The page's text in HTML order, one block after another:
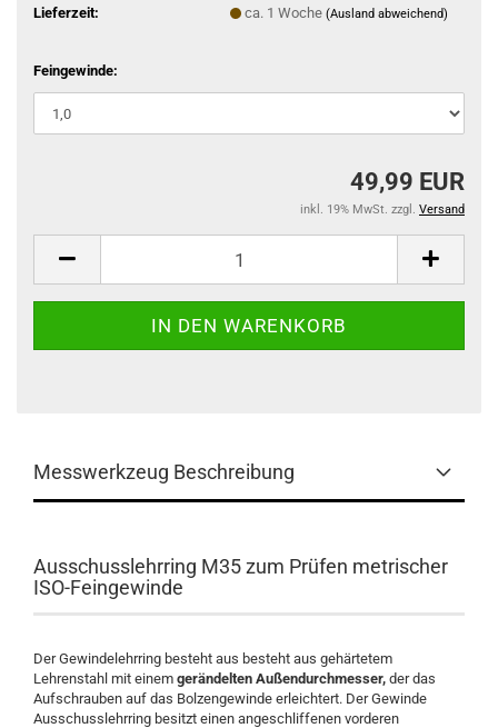
Lieferzeit:
ca. 1 Woche (Ausland abweichend)
Feingewinde:
49,99 EUR
inkl. 19% MwSt. zzgl. Versand
Messwerkzeug Beschreibung
Ausschusslehrring M35 zum Prüfen metrischer
ISO-Feingewinde
Der Gewindelehrring besteht aus besteht aus gehärtetem
Lehrenstahl mit einem gerändelten Außendurchmesser, der das
Aufschrauben auf das Bolzengewinde erleichtert. Der Gewinde
Ausschusslehrring besitzt einen angeschliffenen vorderen